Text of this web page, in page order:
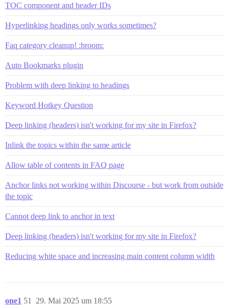
TOC component and header IDs
Hyperlinking headings only works sometimes?
Faq category cleanup! :broom:
Auto Bookmarks plugin
Problem with deep linking to headings
Keyword Hotkey Question
Deep linking (headers) isn't working for my site in Firefox?
Inlink the topics within the same article
Allow table of contents in FAQ page
Anchor links not working within Discourse - but work from outside
the topic
Cannot deep link to anchor in text
Deep linking (headers) isn't working for my site in Firefox?
Reducing white space and increasing main content column width
one1 29. Mai 2025 um 18:55
51